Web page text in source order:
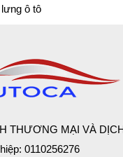
ô tô
THƯƠNG MẠI VÀ
0110256276